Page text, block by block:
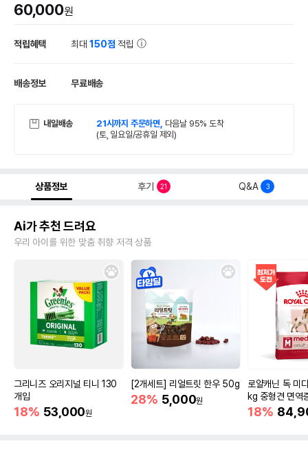
60,000원
적립혜택 최대150점 적립
배송정보 무료배송
내일배송 21시까지 주문하면, 다음날 95% 도착
(토, 일요일/공휴일 제외)
상품정보 후기 21 Q&A 3
Ai가 추천 드려요
우리 아이를 위한 맞춤 취향 저격 상품
그리니즈 오리지널 티니 130
개입
18% 53,000원
[2개세트] 리얼트릿 한우 50g
28% 5,000원
로얄캐닌 독 미
kg 중형견 면역
18%